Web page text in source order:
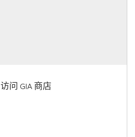
访问 GIA 商店